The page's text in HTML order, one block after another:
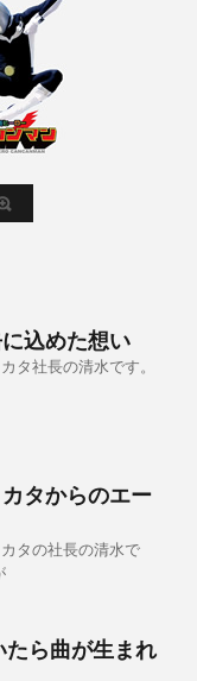
込めた想い
タ社長の清水です。
タからのエー
タの社長の清水で
ら曲が生まれ